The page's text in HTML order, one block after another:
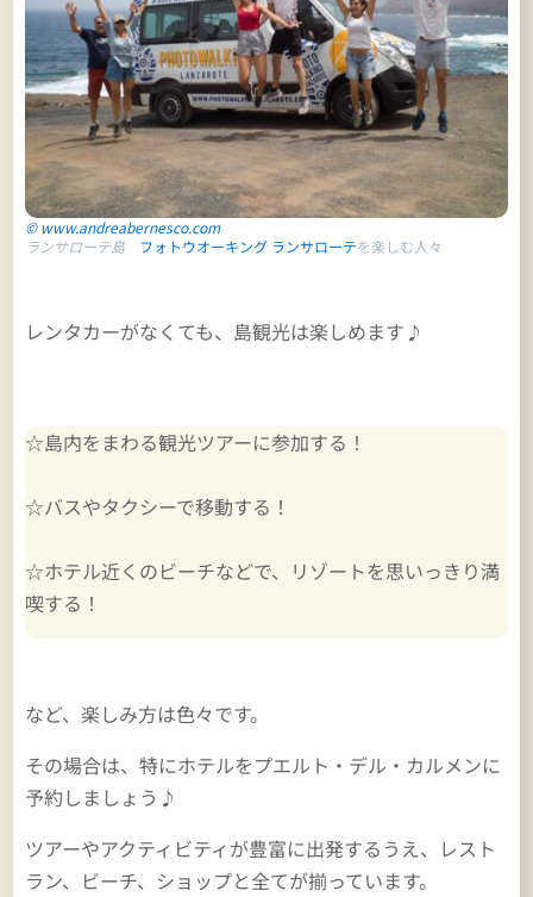
© www.andreabernesco.com
ランサローテ島
フォトウオーキング ランサローテを楽しむ人々
レンタカーがなくても、島観光は楽しめます♪
☆島内をまわる観光ツアーに参加する！
☆バスやタクシーで移動する！
☆ホテル近くのビーチなどで、リゾートを思いっきり満
喫する！
など、楽しみ方は色々です。
その場合は、特にホテルをプエルト・デル・カルメンに
予約しましょう♪
ツアーやアクティビティが豊富に出発するうえ、レスト
ラン、ビーチ、ショップと全てが揃っています。